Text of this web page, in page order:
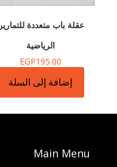
عقلة باب متعددة
الرياضية
EGP195.00
إضافة إلى السلة
Main Menu